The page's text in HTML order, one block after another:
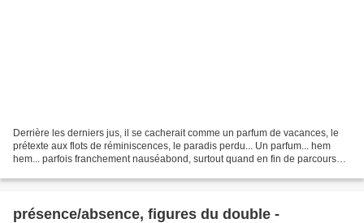
Derrière les derniers jus, il se cacherait comme un parfum de vacances, le
prétexte aux flots de réminiscences, le paradis perdu... Un parfum... hem
hem... parfois franchement nauséabond, surtout quand en fin de parcours
présence/absence, figures du double -